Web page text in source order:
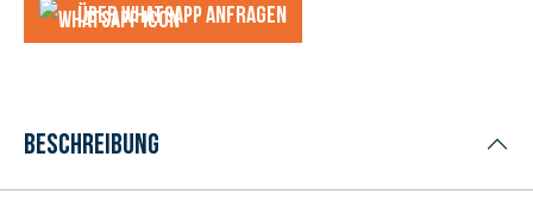
Über WhatsApp anfragеn
Beschreibung